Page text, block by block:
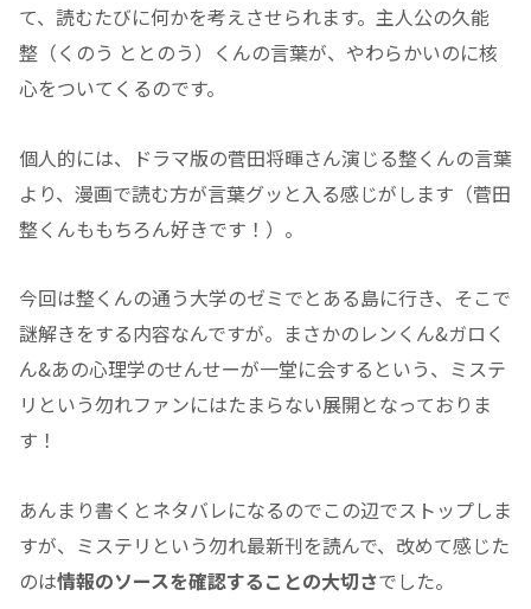
て、読むたびに何かを考えさせられます。主人公の久能
整（くのう ととのう）くんの言葉が、やわらかいのに核
心をついてくるのです。
個人的には、ドラマ版の菅田将暉さん演じる整くんの言葉
より、漫画で読む方が言葉グッと入る感じがします（菅田
整くんももちろん好きです！）。
今回は整くんの通う大学のゼミでとある島に行き、そこで
謎解きをする内容なんですが。まさかのレンくん&ガロく
ん&あの心理学のせんせーが一堂に会するという、ミステ
リという勿れファンにはたまらない展開となっておりま
す！
あんまり書くとネタバレになるのでこの辺でストップしま
すが、ミステリという勿れ最新刊を読んで、改めて感じた
のは情報のソースを確認することの大切さでした。